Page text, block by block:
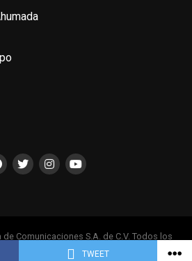
TWEET
Comunicaciones S.A. de C.V. Todos los
Reservados